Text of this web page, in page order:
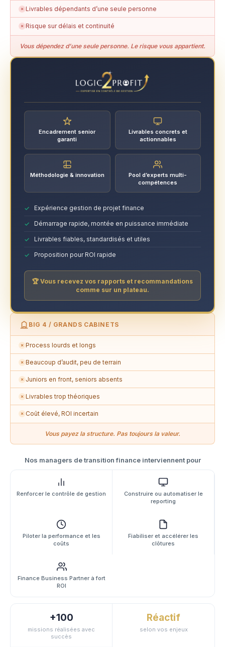
✗ Livrables dépendants d’une seule personne
✗ Risque sur délais et continuité
Vous dépendez d’une seule personne. Le risque vous appartient.
Encadrement senior
garanti
Livrables concrets et
actionnables
Méthodologie & innovation
Pool d’experts multi-
compétences
Expérience gestion de projet finance
Démarrage rapide, montée en puissance immédiate
Livrables fiables, standardisés et utiles
Proposition pour ROI rapide
🏆 Vous recevez vos rapports et recommandations
comme sur un plateau.
BIG 4 / GRANDS CABINETS
✗ Process lourds et longs
✗ Beaucoup d’audit, peu de terrain
✗ Juniors en front, seniors absents
✗ Livrables trop théoriques
✗ Coût élevé, ROI incertain
Vous payez la structure. Pas toujours la valeur.
Nos managers de transition finance interviennent pour
Renforcer le contrôle de gestion
Construire ou automatiser le
reporting
Piloter la performance et les
coûts
Fiabiliser et accélérer les
clôtures
Finance Business Partner à fort
ROI
+100
missions réalisées avec
succès
Réactif
selon vos enjeux